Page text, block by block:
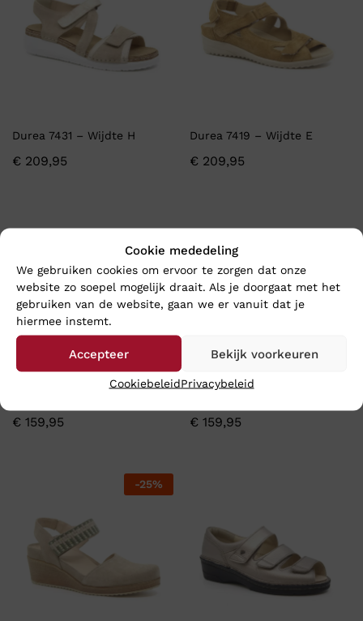
Cookie mededeling
We gebruiken cookies om ervoor te zorgen dat onze
website zo soepel mogelijk draait. Als je doorgaat met het
gebruiken van de website, gaan we er vanuit dat je
hiermee instemt.
Accepteer Bekijk voorkeuren
CookiebeleidPrivacybeleid
Durea 7431 – Wijdte H
€ 209,95
Durea 7419 – Wijdte E
€ 209,95
€ 159,95 € 159,95
-25%